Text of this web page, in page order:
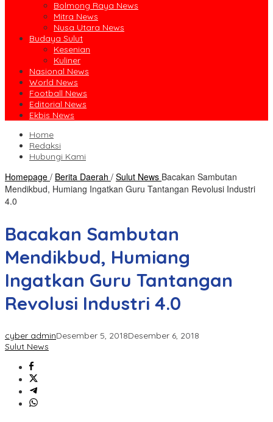
Bolmong Raya News
Mitra News
Nusa Utara News
Budaya Sulut
Kesenian
Kuliner
Nasional News
World News
Football News
Editorial News
Ekbis News
Home
Redaksi
Hubungi Kami
Homepage / Berita Daerah / Sulut News Bacakan Sambutan
Mendikbud, Humiang Ingatkan Guru Tantangan Revolusi Industri
4.0
Bacakan Sambutan
Mendikbud, Humiang
Ingatkan Guru Tantangan
Revolusi Industri 4.0
cyber adminDesember 5, 2018Desember 6, 2018
Sulut News